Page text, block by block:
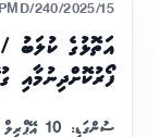
240/2025/15
އަތޮޅުގެ ކުލަބު
ފޯރުކޮށްދިނުމާއި
ސުންގަޑި: 10 އޭޕްރިލް 2025 14:00